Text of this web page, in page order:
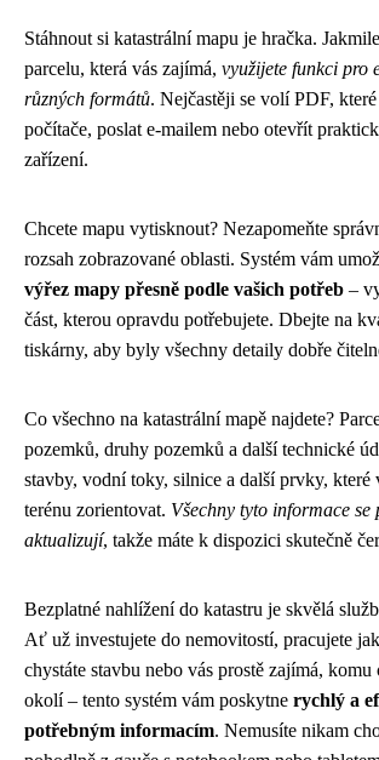
Stáhnout si katastrální mapu je hračka.
parcelu, která vás zajímá, využijete funkci pro
různých formátů. Nejčastěji se volí PDF,
počítače, poslat e-mailem nebo otevřít
zařízení.
Chcete mapu vytisknout? Nezapomeňte
rozsah zobrazované oblasti. Systém vám
výřez mapy přesně podle vašich potřeb –
část, kterou opravdu potřebujete. Dbejte na
tiskárny, aby byly všechny detaily dobře
Co všechno na katastrální mapě najdete?
pozemků, druhy pozemků a další technické
stavby, vodní toky, silnice a další prvky, které
terénu zorientovat. Všechny tyto informace se
aktualizují, takže máte k dispozici skutečně
Bezplatné nahlížení do katastru je skvělá
Ať už investujete do nemovitostí, pracujete
chystáte stavbu nebo vás prostě zajímá, komu
okolí – tento systém vám poskytne rychlý a
potřebným informacím. Nemusíte nikam